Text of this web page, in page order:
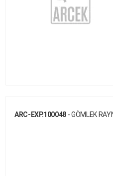
ARC-EXP.100048 - GÖMLEK